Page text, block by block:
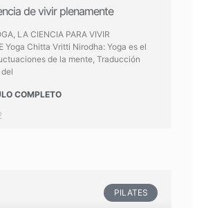
de vivir plenamente
LA CIENCIA PARA VIVIR
Yoga Chitta Vritti Nirodha: Yoga es el
de la mente, Traducción
COMPLETO
PILATES